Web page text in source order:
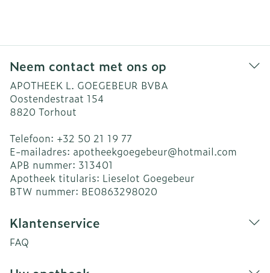
Neem contact met ons op
APOTHEEK L. GOEGEBEUR BVBA
Oostendestraat 154
8820 Torhout
Telefoon: +32 50 21 19 77
E-mailadres: apotheekgoegebeur@hotmail.com
APB nummer: 313401
Apotheek titularis: Lieselot Goegebeur
BTW nummer: BE0863298020
Klantenservice
FAQ